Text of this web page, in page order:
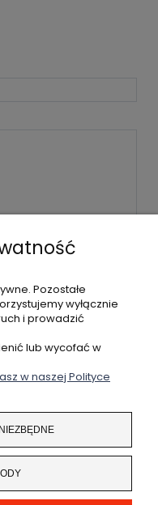
Pozostałe
wyłącznie
i prowadzić
lub wycofać w
w naszej Polityce